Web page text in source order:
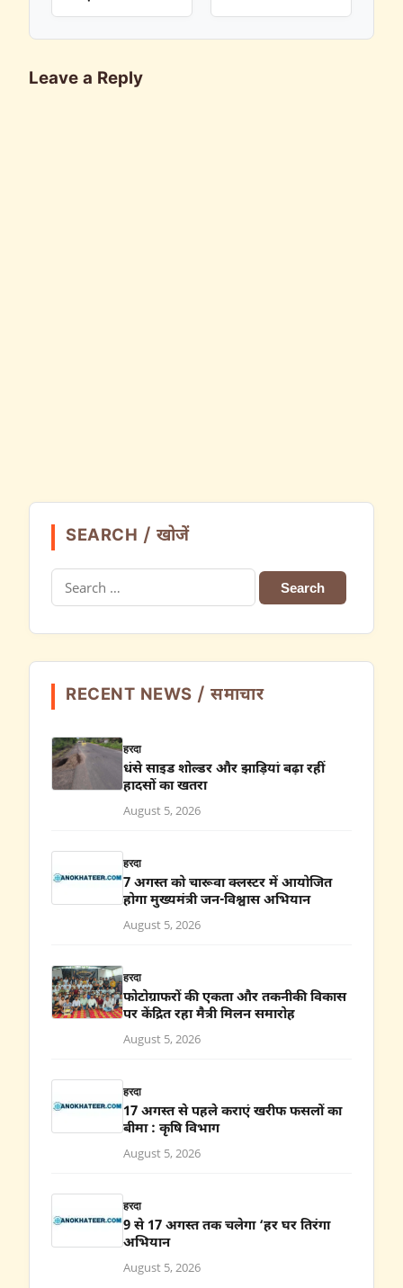
Leave a Reply
SEARCH / खोजें
for:
RECENT NEWS / समाचार
हरदा
धंसे साइड शोल्डर और झाड़ियां बढ़ा रहीं
हादसों का खतरा
August 5, 2026
हरदा
7 अगस्त को चारूवा क्लस्टर में आयोजित
होगा मुख्यमंत्री जन-विश्वास अभियान
August 5, 2026
हरदा
फोटोग्राफरों की एकता और तकनीकी विकास
पर केंद्रित रहा मैत्री मिलन समारोह
August 5, 2026
हरदा
17 अगस्त से पहले कराएं खरीफ फसलों का
बीमा : कृषि विभाग
August 5, 2026
हरदा
9 से 17 अगस्त तक चलेगा ‘हर घर तिरंगा
अभियान
August 5, 2026